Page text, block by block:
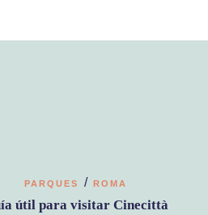
PARQUES / ROMA
útil para visitar Cinecittà